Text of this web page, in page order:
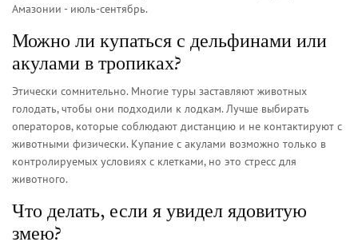
Амазонии - июль-сентябрь.
Можно ли купаться с дельфинами или
акулами в тропиках?
Этически сомнительно. Многие туры заставляют животных
голодать, чтобы они подходили к лодкам. Лучше выбирать
операторов, которые соблюдают дистанцию и не контактируют с
животными физически. Купание с акулами возможно только в
контролируемых условиях с клетками, но это стресс для
животного.
Что делать, если я увидел ядовитую
змею?